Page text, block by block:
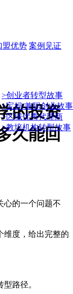
盟优势 案例见证
>创业者转型故事
>宝妈/兼职创业故事
>区域优秀代理商
>教培机构转型故事
的投资
久能回
心的一个问题不
维度，给出完整的
路径。